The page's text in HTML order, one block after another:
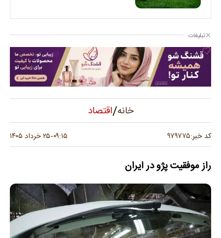
تبلیغات
خانه/اقتصاد
کد خبر:۹۷۹۷۷۵ ۰۹:۱۵-۲۵ خرداد ۱۴۰۵
راز موفقیت پژو در ایران